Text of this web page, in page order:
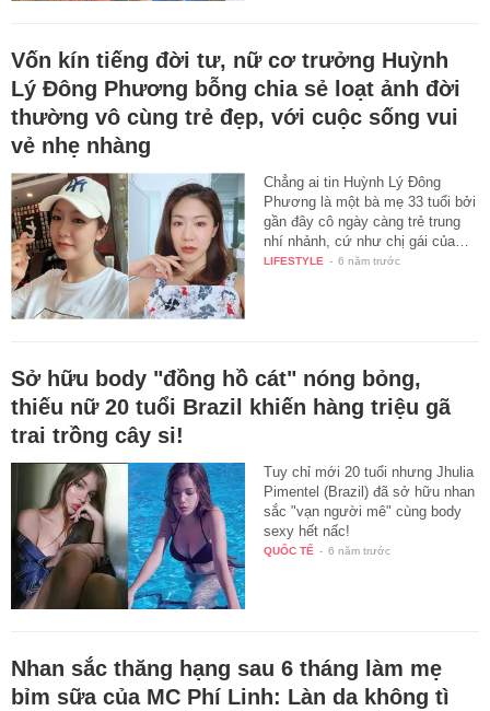
Vốn kín tiếng đời tư, nữ cơ trưởng Huỳnh
Lý Đông Phương bỗng chia sẻ loạt ảnh đời
thường vô cùng trẻ đẹp, với cuộc sống vui
vẻ nhẹ nhàng
Chẳng ai tin Huỳnh Lý Đông
Phương là một bà mẹ 33 tuổi bởi
gần đây cô ngày càng trẻ trung
nhí nhảnh, cứ như chị gái của…
LIFESTYLE - 6 năm trước
Sở hữu body "đồng hồ cát" nóng bỏng,
thiếu nữ 20 tuổi Brazil khiến hàng triệu gã
trai trồng cây si!
Tuy chỉ mới 20 tuổi nhưng Jhulia
Pimentel (Brazil) đã sở hữu nhan
sắc "vạn người mê" cùng body
sexy hết nấc!
QUỐC TẾ - 6 năm trước
Nhan sắc thăng hạng sau 6 tháng làm mẹ
bỉm sữa của MC Phí Linh: Làn da không tì